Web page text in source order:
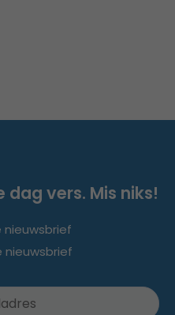
vers. Mis niks!
nieuwsbrief
nieuwsbrief